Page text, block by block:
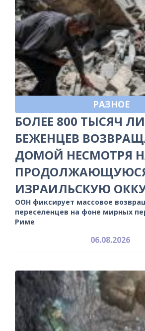
РАЗНОЕ
БОЛЕЕ 800 ТЫСЯЧ
БЕЖЕНЦЕВ
ДОМОЙ НЕСМОТРЯ
ИЗРАИЛЬСКУЮ
ООН фиксирует массовое
переселенцев на фоне мирных
Риме
06.08.2026